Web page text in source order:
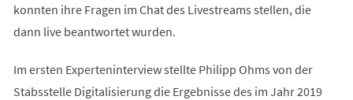
konnten ihre Fragen im Chat des Livestreams stellen, die
dann live beantwortet wurden.
Im ersten Experteninterview stellte Philipp Ohms von der
Stabsstelle Digitalisierung die Ergebnisse des im Jahr 2019